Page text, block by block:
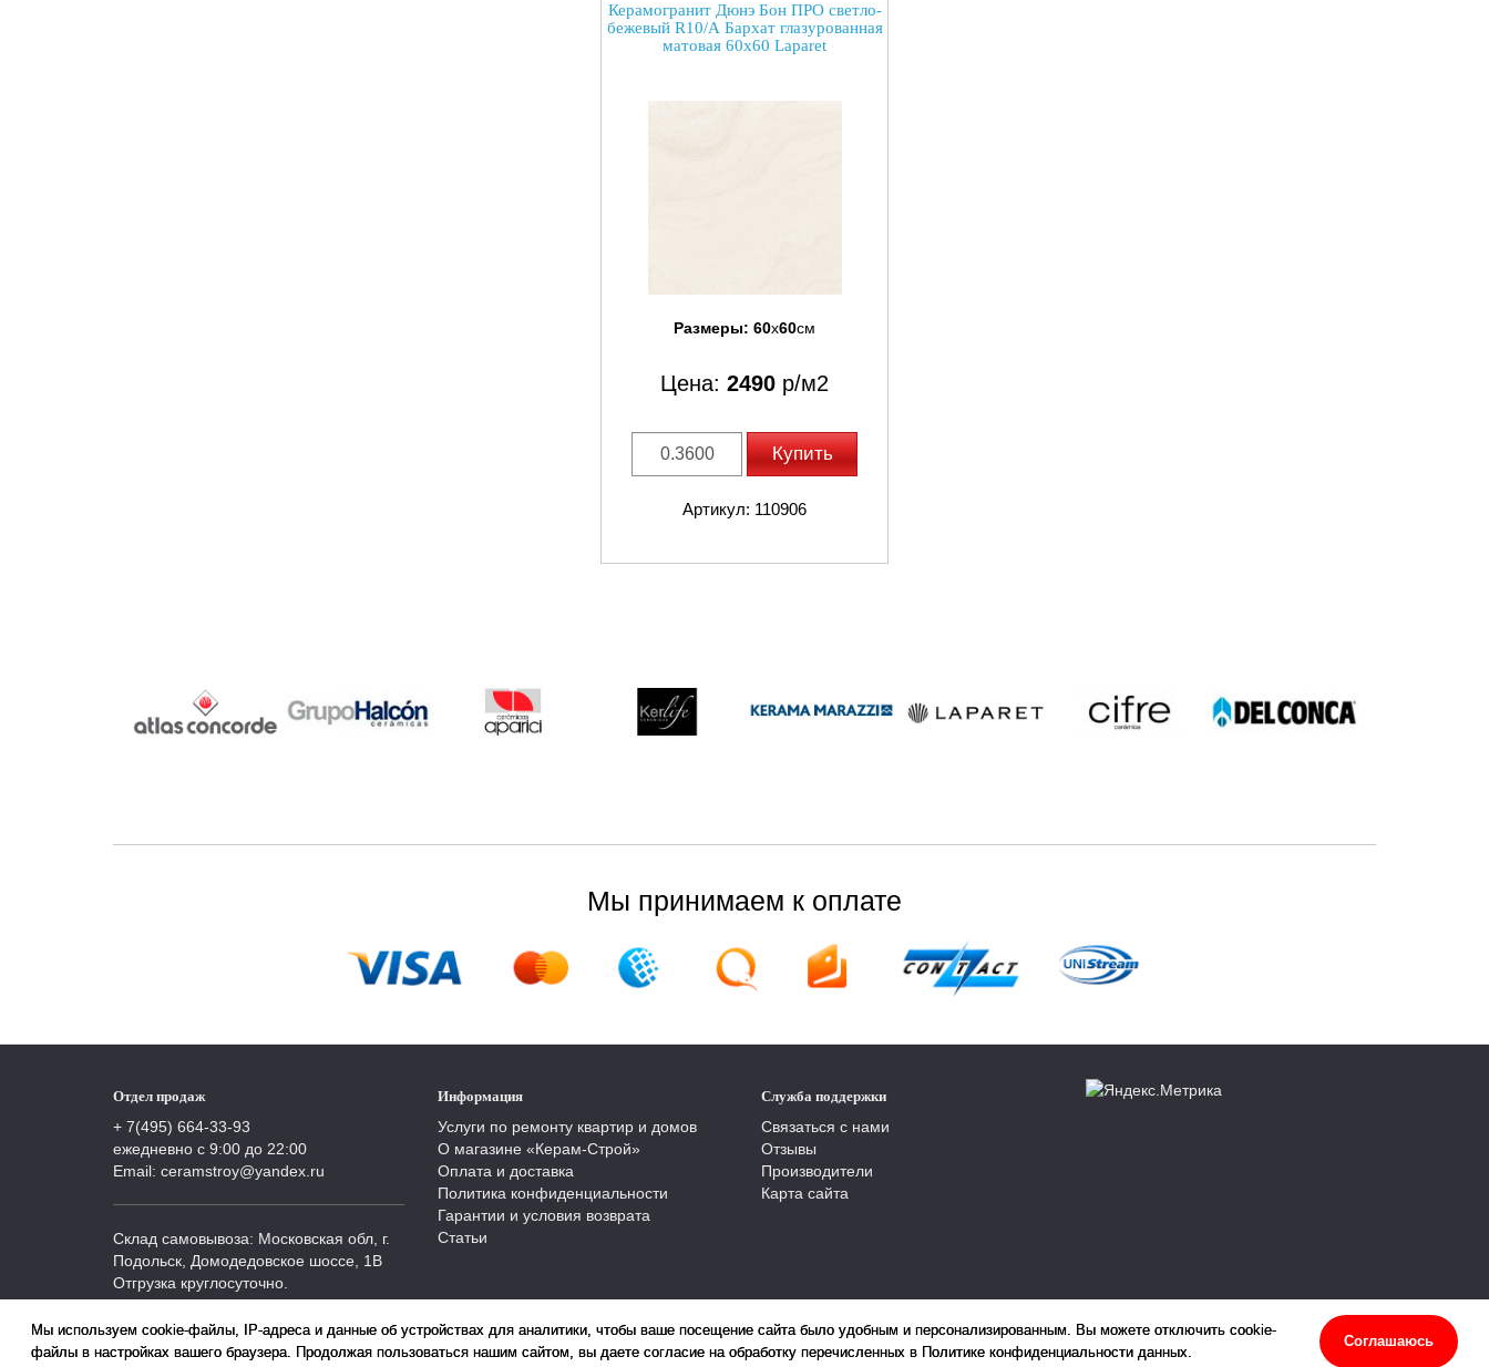
Мы используем cookie-файлы, IP-адреса и данные об устройствах для аналитики, чтобы ваше посещение сайта было удобным и персонализированным. Вы можете отключить cookie-
файлы в настройках вашего браузера. Продолжая пользоваться нашим сайтом, вы даете согласие на обработку перечисленных в Политике конфиденциальности данных.
Соглашаюсь
Керамогранит Дюнэ Бон ПРО светло-
бежевый R10/А Бархат глазурованная
матовая 60x60 Laparet
Размеры: 60x60см
Цена: 2490 р/м2
Купить
Артикул: 110906
Мы принимаем к оплате
Отдел продаж
+ 7(495) 664-33-93
ежедневно с 9:00 до 22:00
Email: ceramstroy@yandex.ru
Склад самовывоза: Московская обл, г.
Подольск, Домодедовское шоссе, 1В
Отгрузка круглосуточно.
Информация
Услуги по ремонту квартир и домов
О магазине «Керам-Строй»
Оплата и доставка
Политика конфиденциальности
Гарантии и условия возврата
Статьи
Служба поддержки
Связаться с нами
Отзывы
Производители
Карта сайта
2026 © «Керамстрой»